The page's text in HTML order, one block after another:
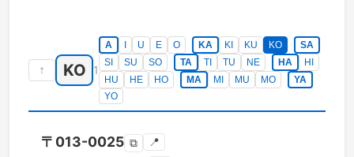
↑ KO 1
A U E O KA KI KU KO
SA
SI
SU SO TA TI TU NE HA
HI
HU
HE HO MA MI MU MO
YA
YO
〒 013-0025 ⧉ 📍